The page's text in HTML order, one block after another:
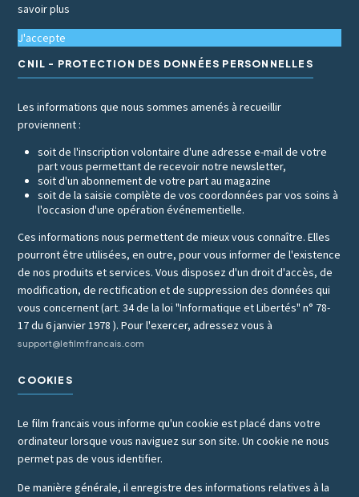
savoir plus
J'accepte
CNIL - PROTECTION DES DONNÉES PERSONNELLES
Les informations que nous sommes amenés à recueillir
proviennent :
soit de l'inscription volontaire d'une adresse e-mail de votre
part vous permettant de recevoir notre newsletter,
soit d'un abonnement de votre part au magazine
soit de la saisie complète de vos coordonnées par vos soins à
l'occasion d'une opération événementielle.
Ces informations nous permettent de mieux vous connaître. Elles
pourront être utilisées, en outre, pour vous informer de l'existence
de nos produits et services. Vous disposez d'un droit d'accès, de
modification, de rectification et de suppression des données qui
vous concernent (art. 34 de la loi "Informatique et Libertés" n° 78-
17 du 6 janvier 1978 ). Pour l'exercer, adressez vous à
support@lefilmfrancais.com
COOKIES
Le film francais vous informe qu'un cookie est placé dans votre
ordinateur lorsque vous naviguez sur son site. Un cookie ne nous
permet pas de vous identifier.
De manière générale, il enregistre des informations relatives à la